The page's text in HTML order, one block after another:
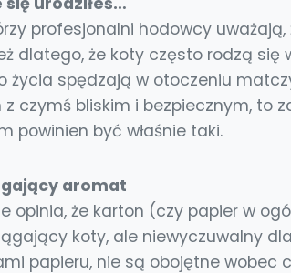
profesjonalni hodowcy
dlatego, że koty często rodzą
życia spędzają w otoczeniu
z czymś bliskim i bezpiecznym, to
powinien być właśnie taki.
aromat
opinia, że karton (czy papier w
koty, ale niewyczuwalny
papieru, nie są obojętne wobec